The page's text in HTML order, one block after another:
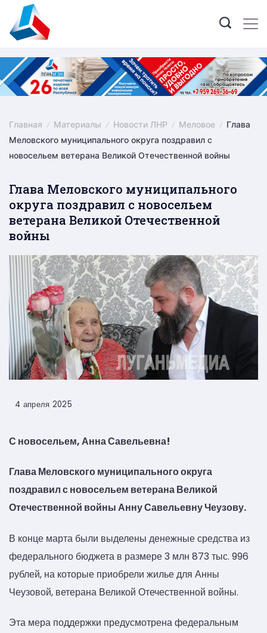
content
Главная Материалы Новости ЛНР Меловое
Глава
Меловского муниципального округа поздравил с
новосельем ветерана Великой Отечественной войны
Глава Меловского муниципального
округа поздравил с новосельем
ветерана Великой Отечественной
войны
4 апреля 2025
С новосельем, Анна Савельевна!
Глава Меловского муниципального округа
поздравил с новосельем ветерана Великой
Отечественной войны Анну Савельевну Чеузову.
В конце марта были выделены денежные средства из
федерального бюджета в размере 3 млн 873 тыс. 996
рублей, на которые приобрели жилье для Анны
Чеузовой, ветерана Великой Отечественной войны.
Эта мера поддержки предусмотрена федеральным